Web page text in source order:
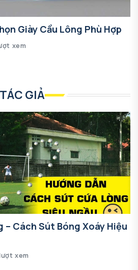
Giày Cầu Lông Phù Hợp
xem
GIẢ
– Cách Sút Bóng Xoáy Hiệu
xem